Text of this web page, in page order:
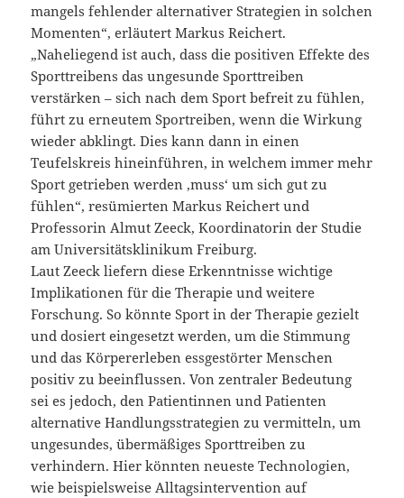
mangels fehlender alternativer Strategien in solchen
Momenten“, erläutert Markus Reichert.
„Naheliegend ist auch, dass die positiven Effekte des
Sporttreibens das ungesunde Sporttreiben
verstärken – sich nach dem Sport befreit zu fühlen,
führt zu erneutem Sportreiben, wenn die Wirkung
wieder abklingt. Dies kann dann in einen
Teufelskreis hineinführen, in welchem immer mehr
Sport getrieben werden ‚muss‘ um sich gut zu
fühlen“, resümierten Markus Reichert und
Professorin Almut Zeeck, Koordinatorin der Studie
am Universitätsklinikum Freiburg.
Laut Zeeck liefern diese Erkenntnisse wichtige
Implikationen für die Therapie und weitere
Forschung. So könnte Sport in der Therapie gezielt
und dosiert eingesetzt werden, um die Stimmung
und das Körpererleben essgestörter Menschen
positiv zu beeinflussen. Von zentraler Bedeutung
sei es jedoch, den Patientinnen und Patienten
alternative Handlungsstrategien zu vermitteln, um
ungesundes, übermäßiges Sporttreiben zu
verhindern. Hier könnten neueste Technologien,
wie beispielsweise Alltagsintervention auf